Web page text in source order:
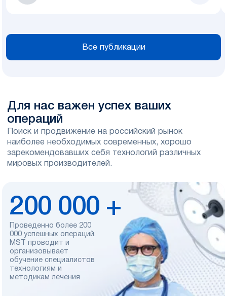
Все публикации
Для нас важен успех ваших
операций
Поиск и продвижение на российский рынок
наиболее необходимых современных, хорошо
зарекомендовавших себя технологий различных
мировых производителей.
200 000 +
Проведенно более 200
000 успешных операций.
MST проводит и
организовывает
обучение специалистов
технологиям и
методикам лечения